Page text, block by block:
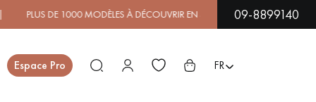
À DÉCOUVRIR EN SHOWROOM |09-8899140
Espace Pro FR